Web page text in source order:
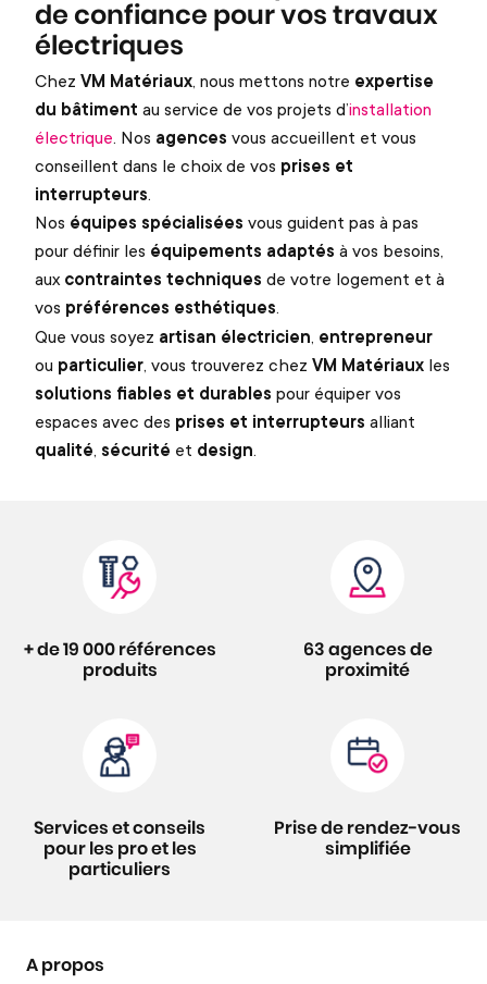
de confiance pour vos travaux
électriques
Chez VM Matériaux, nous mettons notre expertise
du bâtiment au service de vos projets d’installation
électrique. Nos agences vous accueillent et vous
conseillent dans le choix de vos prises et
interrupteurs.
Nos équipes spécialisées vous guident pas à pas
pour définir les équipements adaptés à vos besoins,
auxcontraintes techniques de votre logement et à
vos préférences esthétiques.
Que vous soyez artisan électricien, entrepreneur
ou particulier, vous trouverez chez VM Matériaux les
solutions fiables et durables pour équiper vos
espaces avec des prises et interrupteurs alliant
qualité, sécurité et design.
+ de 19 000 références
produits
63 agences de
proximité
Services et conseils
pour les pro et les
particuliers
Prise de rendez-vous
simplifiée
A propos